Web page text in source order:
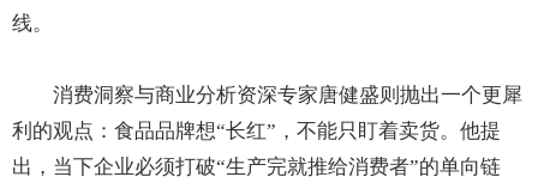
线。
消费洞察与商业分析资深专家唐健盛则抛出一个更犀
利的观点：食品品牌想“长红”，不能只盯着卖货。他提
出，当下企业必须打破“生产完就推给消费者”的单向链